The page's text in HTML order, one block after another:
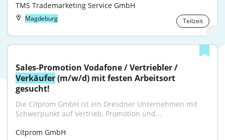
TMS Trademarketing Service GmbH
Magdeburg Teilzeit
Verkäufer (m/w/d) mit festen Arbeitsort
gesucht!
Die Citprom GmbH ist ein Dresdner Unternehmen mit
Schwerpunkt auf Vertrieb, Promotion und...
Citprom GmbH